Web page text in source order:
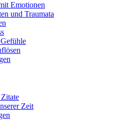
Emotionen
und Traumata
Zeit